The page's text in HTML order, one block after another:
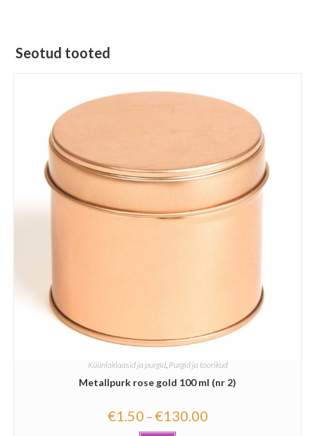
Seotud tooted
Küünlaklaasid ja purgid, Purgid ja toorikud
Metallpurk rose gold 100 ml (nr 2)
€1.50 –€130.00